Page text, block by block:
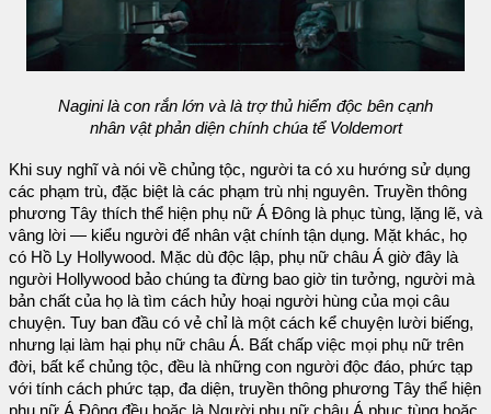
Nagini là con rắn lớn và là trợ thủ hiểm độc bên cạnh
nhân vật phản diện chính chúa tể Voldemort
Khi suy nghĩ và nói về chủng tộc, người ta có xu hướng sử dụng
các phạm trù, đặc biệt là các phạm trù nhị nguyên. Truyền thông
phương Tây thích thể hiện phụ nữ Á Đông là phục tùng, lặng lẽ, và
vâng lời — kiểu người để nhân vật chính tận dụng. Mặt khác, họ
có Hồ Ly Hollywood. Mặc dù độc lập, phụ nữ châu Á giờ đây là
người Hollywood bảo chúng ta đừng bao giờ tin tưởng, người mà
bản chất của họ là tìm cách hủy hoại người hùng của mọi câu
chuyện. Tuy ban đầu có vẻ chỉ là một cách kể chuyện lười biếng,
nhưng lại làm hại phụ nữ châu Á. Bất chấp việc mọi phụ nữ trên
đời, bất kể chủng tộc, đều là những con người độc đáo, phức tạp
với tính cách phức tạp, đa diện, truyền thông phương Tây thể hiện